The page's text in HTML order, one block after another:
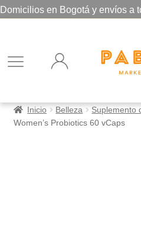
Domicilios en Bogotá y envíos a
Inicio Belleza Suplemento
Women’s Probiotics 60 vCaps